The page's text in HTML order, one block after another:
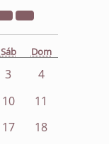
Sáb Dom
3
4
10
11
17
18